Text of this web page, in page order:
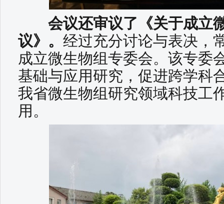
会议还审议了《关于成立
议》。 经过充分讨论与表决，
成立微生物组专委会。该专委
基础与应用研究，促进跨学科
我省微生物组研究领域科技工
用。